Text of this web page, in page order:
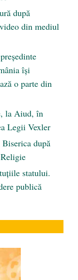
după
din mediul
își
o parte din
la Aiud, în
Legii Vexler
după
statului.
publică